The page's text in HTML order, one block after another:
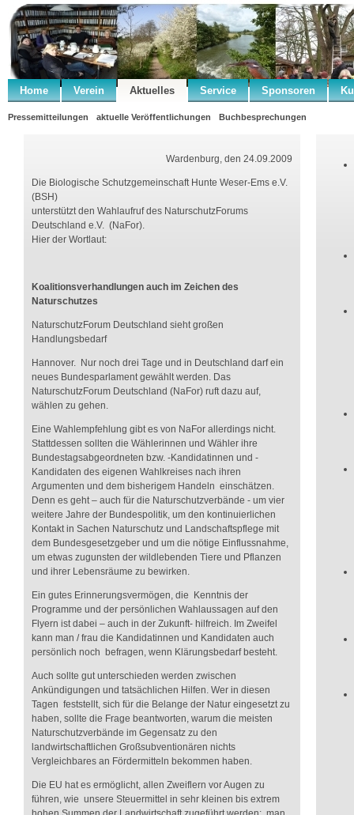
Home Verein Aktuelles Service Sponsoren
Pressemitteilungen aktuelle Veröffentlichungen Buchbesprechungen
Wardenburg, den 24.09.2009
Die Biologische Schutzgemeinschaft Hunte Weser-Ems e.V.
(BSH)
unterstützt den Wahlaufruf des NaturschutzForums
Deutschland e.V. (NaFor).
Hier der Wortlaut:
Koalitionsverhandlungen auch im Zeichen des
Naturschutzes
NaturschutzForum Deutschland sieht großen
Handlungsbedarf
Hannover. Nur noch drei Tage und in Deutschland darf ein
neues Bundesparlament gewählt werden. Das
NaturschutzForum Deutschland (NaFor) ruft dazu auf,
wählen zu gehen.
Eine Wahlempfehlung gibt es von NaFor allerdings nicht.
Stattdessen sollten die Wählerinnen und Wähler ihre
Bundestagsabgeordneten bzw. -Kandidatinnen und -
Kandidaten des eigenen Wahlkreises nach ihren
Argumenten und dem bisherigem Handeln einschätzen.
Denn es geht – auch für die Naturschutzverbände - um vier
weitere Jahre der Bundespolitik, um den kontinuierlichen
Kontakt in Sachen Naturschutz und Landschaftspflege mit
dem Bundesgesetzgeber und um die nötige Einflussnahme,
um etwas zugunsten der wildlebenden Tiere und Pflanzen
und ihrer Lebensräume zu bewirken.
Ein gutes Erinnerungsvermögen, die Kenntnis der
Programme und der persönlichen Wahlaussagen auf den
Flyern ist dabei – auch in der Zukunft- hilfreich. Im Zweifel
kann man / frau die Kandidatinnen und Kandidaten auch
persönlich noch befragen, wenn Klärungsbedarf besteht.
Auch sollte gut unterschieden werden zwischen
Ankündigungen und tatsächlichen Hilfen. Wer in diesen
Tagen feststellt, sich für die Belange der Natur eingesetzt zu
haben, sollte die Frage beantworten, warum die meisten
Naturschutzverbände im Gegensatz zu den
landwirtschaftlichen Großsubventionären nichts
Vergleichbares an Fördermitteln bekommen haben.
Die EU hat es ermöglicht, allen Zweiflern vor Augen zu
führen, wie unsere Steuermittel in sehr kleinen bis extrem